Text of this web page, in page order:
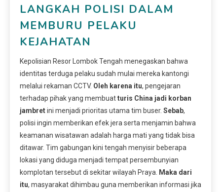
LANGKAH POLISI DALAM
MEMBURU PELAKU
KEJAHATAN
Kepolisian Resor Lombok Tengah menegaskan bahwa
identitas terduga pelaku sudah mulai mereka kantongi
melalui rekaman CCTV. Oleh karena itu, pengejaran
terhadap pihak yang membuatturis China jadi korban
jambretini menjadi prioritas utama tim buser. Sebab,
polisi ingin memberikan efek jera serta menjamin bahwa
keamanan wisatawan adalah harga mati yang tidak bisa
ditawar. Tim gabungan kini tengah menyisir beberapa
lokasi yang diduga menjadi tempat persembunyian
komplotan tersebut di sekitar wilayah Praya.
Maka dari
itu, masyarakat dihimbau guna memberikan informasi jika